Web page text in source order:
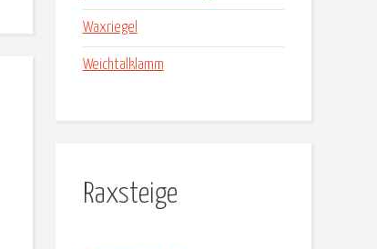
Waxriegel
Weichtalklamm
Raxsteige